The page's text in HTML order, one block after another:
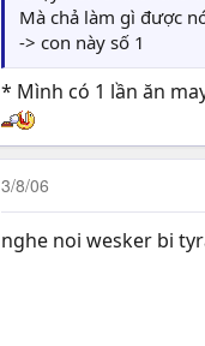
Mà chả làm gì được
-> con này số 1
* Mình có 1 lần ăn
3/8/06
nghe noi wesker bi